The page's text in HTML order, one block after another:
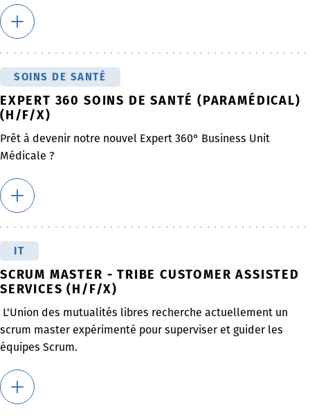
SOINS DE SANTÉ
EXPERT 360 SOINS DE SANTÉ (PARAMÉDICAL)
(H/F/X)
Prêt à devenir notre nouvel Expert 360° Business Unit
Médicale ?
IT
SCRUM MASTER - TRIBE CUSTOMER ASSISTED
SERVICES (H/F/X)
L'Union des mutualités libres recherche actuellement un
scrum master expérimenté pour superviser et guider les
équipes Scrum.